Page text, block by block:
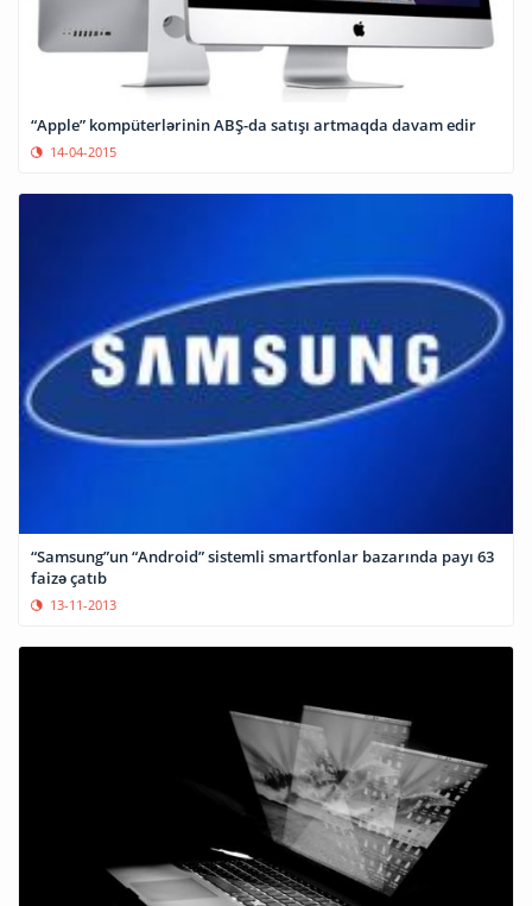
“Apple” kompüterlərinin ABŞ-da satışı artmaqda davam edir
14-04-2015
“Samsung”un “Android” sistemli smartfonlar bazarında payı 63
faizə çatıb
13-11-2013